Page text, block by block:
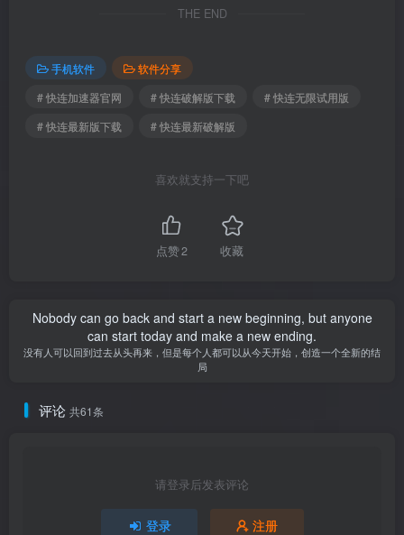
THE END
手机软件
软件分享
# 快连加速器官网
# 快连破解版下载
# 快连无限试用版
# 快连最新版下载
# 快连最新破解版
喜欢就支持一下吧
点赞2 收藏
Nobody can go back and start a new beginning, but anyone
can start today and make a new ending.
没有人可以回到过去从头再来，但是每个人都可以从今天开始，创造一个全新的结
局
评论 共61条
请登录后发表评论
登录 注册